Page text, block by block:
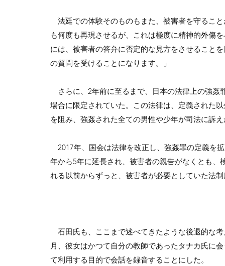
法廷での体験そのものもまた、被害者を守るこ
も何度も再現させるが、これは極度に精神的外傷
には、被害者の答弁に否定的な見方をさせること
の質問を受けることになります。」
さらに、2年前に至るまで、日本の法律上の強姦
場合に限定されていた。この法律は、定義された
を阻み、強姦された全ての男性や少年が司法に訴
2017年、国会は法律を改正し、強姦罪の定義を
年から5年に延長され、被害者の親告がなくとも
れる以前からずっと、被害者が必要としていた法
石田氏も、ここまで述べてきたような後退的な
月、彼女はかつて自分の教師であったタナカ氏に
て利用する目的で会話を録音することにした。